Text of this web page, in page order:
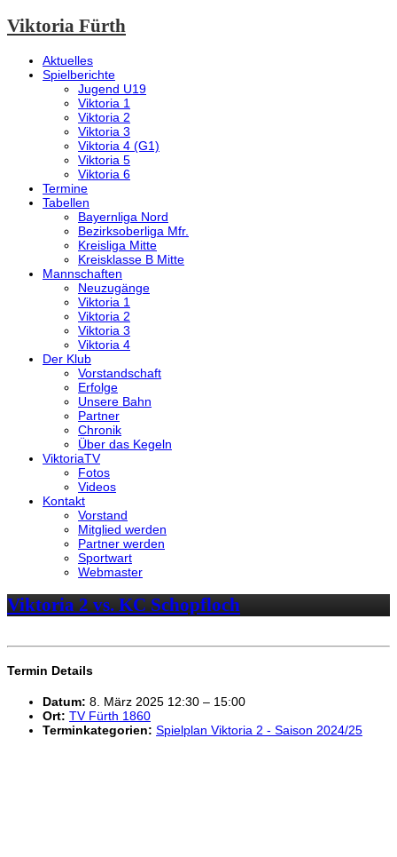
Viktoria Fürth
Aktuelles
Spielberichte
Jugend U19
Viktoria 1
Viktoria 2
Viktoria 3
Viktoria 4 (G1)
Viktoria 5
Viktoria 6
Termine
Tabellen
Bayernliga Nord
Bezirksoberliga Mfr.
Kreisliga Mitte
Kreisklasse B Mitte
Mannschaften
Neuzugänge
Viktoria 1
Viktoria 2
Viktoria 3
Viktoria 4
Der Klub
Vorstandschaft
Erfolge
Unsere Bahn
Partner
Chronik
Über das Kegeln
ViktoriaTV
Fotos
Videos
Kontakt
Vorstand
Mitglied werden
Partner werden
Sportwart
Webmaster
Viktoria 2 vs. KC Schopfloch
Termin Details
Datum: 8. März 2025 12:30 – 15:00
Ort: TV Fürth 1860
Terminkategorien: Spielplan Viktoria 2 - Saison 2024/25